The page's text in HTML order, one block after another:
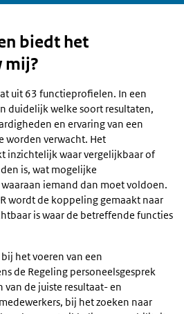
biedt het
mij?
uit 63 functieprofielen. In een
duidelijk welke soort resultaten,
en ervaring van een
worden verwacht. Het
inzichtelijk waar vergelijkbaar of
is, wat mogelijke
iemand dan moet voldoen.
wordt de koppeling gemaakt naar
is waar de betreffende functies
het voeren van een
de Regeling personeelsgesprek
de juiste resultaat- en
bij het zoeken naar